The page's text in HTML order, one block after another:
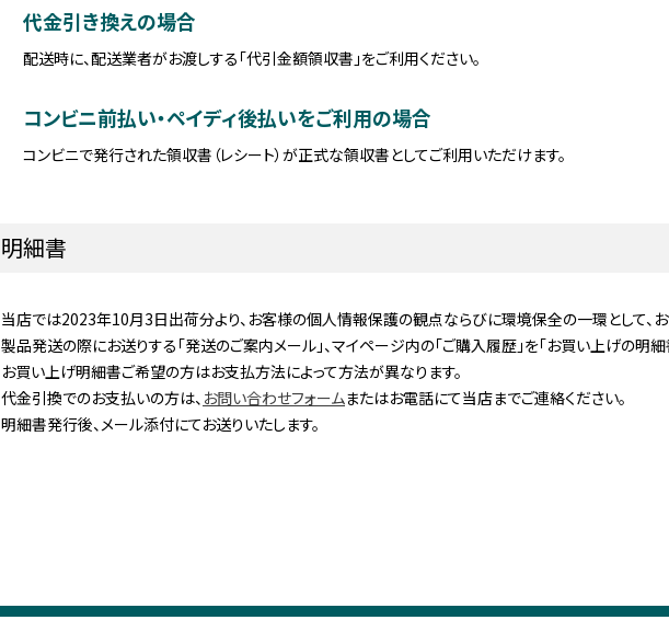
代金引き換えの場合
配送時に、配送業者がお渡しする「代引金額領収書」をご利用ください。
コンビニ前払い・ペイディ後払いをご利用の場合
コンビニで発行された領収書（レシート）が正式な領収書としてご利用いただけます。
明細書
当店では2023年10月3日出荷分より、お客様の個人情報保護の観点ならびに環境保全の一環として、
製品発送の際にお送りする「発送のご案内メール」、マイページ内の「ご購入履歴」を「お買い上げの明細
お買い上げ明細書ご希望の方はお支払方法によって方法が異なります。
代金引換でのお支払いの方は、 お問い合わせフォームまたはお電話にて当店までご連絡ください。
明細書発行後、メール添付にてお送りいたします。